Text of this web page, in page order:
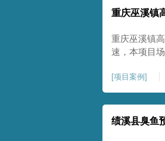
重庆巫溪镇
重庆巫溪镇
速，本项目
一次，确认
量。在施工
[项目案例 ]
绩溪县臭鱼